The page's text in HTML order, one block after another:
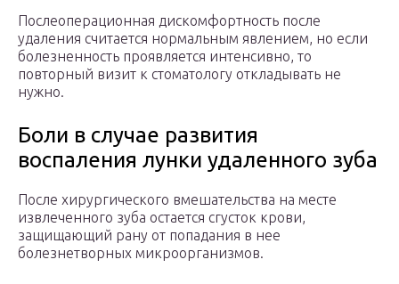
Послеоперационная дискомфортность после
удаления считается нормальным явлением, но если
болезненность проявляется интенсивно, то
повторный визит к стоматологу откладывать не
нужно.
Боли в случае развития
воспаления лунки удаленного зуба
После хирургического вмешательства на месте
извлеченного зуба остается сгусток крови,
защищающий рану от попадания в нее
болезнетворных микроорганизмов.